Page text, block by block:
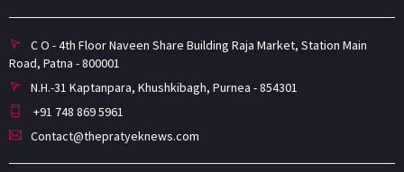
C O - 4th Floor Naveen Share Building Raja Market, Station Main
Road, Patna - 800001
N.H.-31 Kaptanpara, Khushkibagh, Purnea - 854301
+91 748 869 5961
Contact@thepratyeknews.com